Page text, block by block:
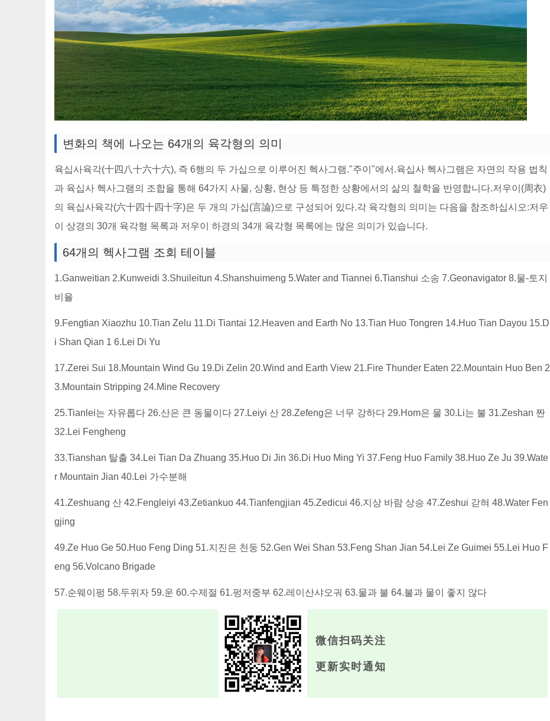
변화의 책에 나오는 64개의 육각형의 의미
육십사육각(十四八十六十六), 즉 6행의 두 가십으로 이루어진 헥사그램."주이"에서.육십사 헥사그램은 자연의 작용 법칙
과 육십사 헥사그램의 조합을 통해 64가지 사물, 상황, 현상 등 특정한 상황에서의 삶의 철학을 반영합니다.저우이(周衣)
의 육십사육각(六十四十四十字)은 두 개의 가십(言論)으로 구성되어 있다.각 육각형의 의미는 다음을 참조하십시오:저우
이 상경의 30개 육각형 목록과 저우이 하경의 34개 육각형 목록에는 많은 의미가 있습니다.
64개의 헥사그램 조회 테이블
1.Ganweitian 2.Kunweidi 3.Shuileitun 4.Shanshuimeng 5.Water and Tiannei 6.Tianshui 소송 7.Geonavigator 8.물-토지
비율
9.Fengtian Xiaozhu 10.Tian Zelu 11.Di Tiantai 12.Heaven and Earth No 13.Tian Huo Tongren 14.Huo Tian Dayou 15.D
i Shan Qian 1 6.Lei Di Yu
17.Zerei Sui 18.Mountain Wind Gu 19.Di Zelin 20.Wind and Earth View 21.Fire Thunder Eaten 22.Mountain Huo Ben 2
3.Mountain Stripping 24.Mine Recovery
25.Tianlei는 자유롭다 26.산은 큰 동물이다 27.Leiyi 산 28.Zefeng은 너무 강하다 29.Hom은 물 30.Li는 불 31.Zeshan 짠
32.Lei Fengheng
33.Tianshan 탈출 34.Lei Tian Da Zhuang 35.Huo Di Jin 36.Di Huo Ming Yi 37.Feng Huo Family 38.Huo Ze Ju 39.Wate
r Mountain Jian 40.Lei 가수분해
41.Zeshuang 산 42.Fengleiyi 43.Zetiankuo 44.Tianfengjian 45.Zedicui 46.지상 바람 상승 47.Zeshui 갇혀 48.Water Fen
gjing
49.Ze Huo Ge 50.Huo Feng Ding 51.지진은 천둥 52.Gen Wei Shan 53.Feng Shan Jian 54.Lei Ze Guimei 55.Lei Huo F
eng 56.Volcano Brigade
57.순웨이펑 58.두위자 59.운 60.수제절 61.펑저중부 62.레이산샤오궈 63.물과 불 64.불과 물이 좋지 않다
微信扫码关注
更新实时通知